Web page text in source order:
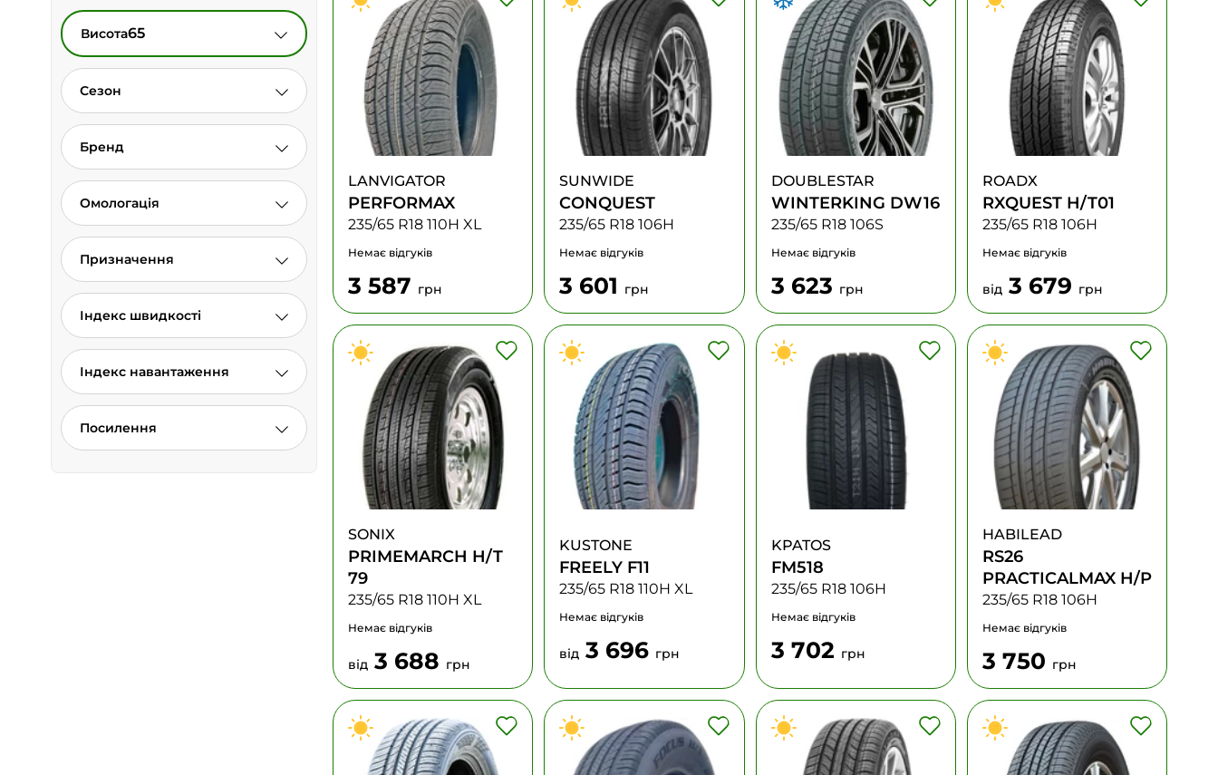
Висота65
Сезон
Бренд
Омологація
Призначення
Індекс швидкості
Індекс навантаження
Посилення
LANVIGATOR
PERFORMAX
235/65 R18 110H XL
Немає відгуків
3 587 грн
SUNWIDE
CONQUEST
235/65 R18 106H
Немає відгуків
3 601 грн
DOUBLESTAR
WINTERKING DW16
235/65 R18 106S
Немає відгуків
3 623 грн
ROADX
RXQUEST H/T01
235/65 R18 106H
Немає відгуків
від3 679 грн
SONIX
PRIMEMARCH H/T
79
235/65 R18 110H XL
Немає відгуків
від 3 688 грн
KUSTONE
FREELY F11
235/65 R18 110H XL
Немає відгуків
від 3 696 грн
KPATOS
FM518
235/65 R18 106H
Немає відгуків
3 702 грн
HABILEAD
RS26
PRACTICALMAX H/P
235/65 R18 106H
Немає відгуків
3 750 грн